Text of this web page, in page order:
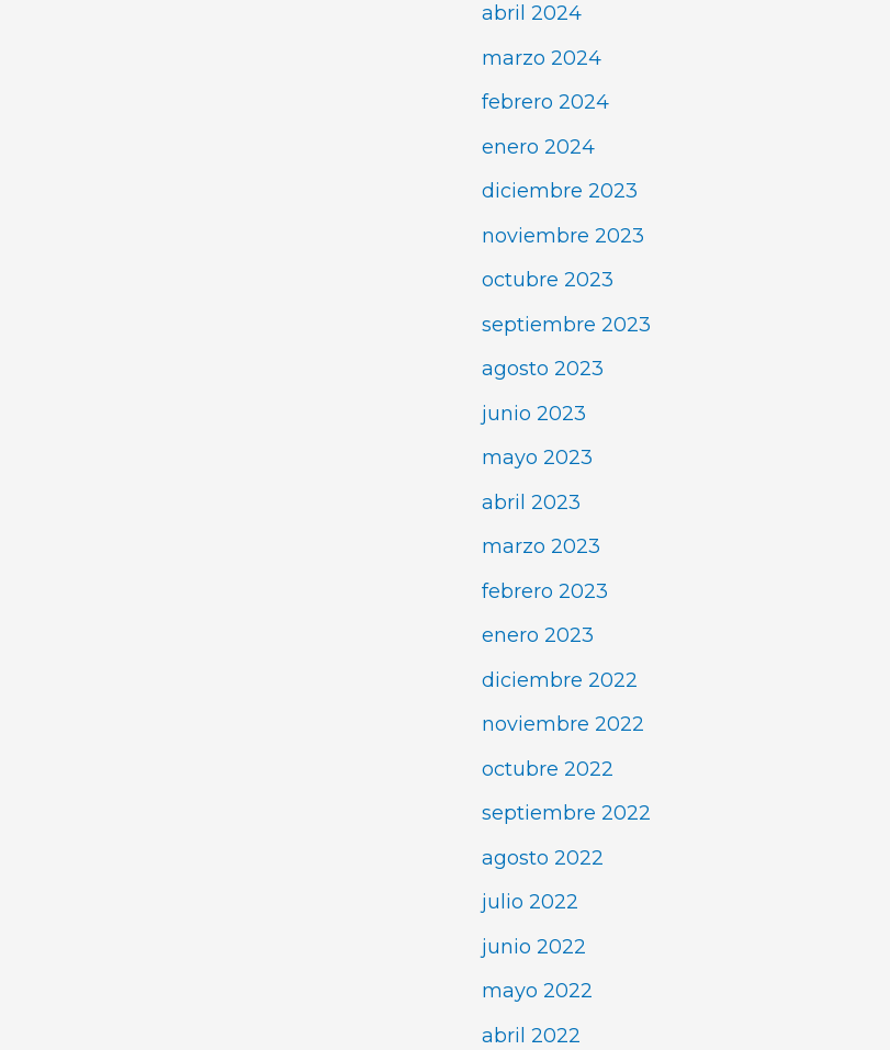
abril 2024
marzo 2024
febrero 2024
enero 2024
diciembre 2023
noviembre 2023
octubre 2023
septiembre 2023
agosto 2023
junio 2023
mayo 2023
abril 2023
marzo 2023
febrero 2023
enero 2023
diciembre 2022
noviembre 2022
octubre 2022
septiembre 2022
agosto 2022
julio 2022
junio 2022
mayo 2022
abril 2022